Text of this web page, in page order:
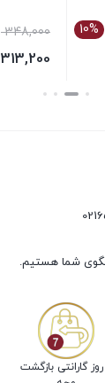
10%
348,000
313,200
بستن
7 روز گارانتی بازگشت